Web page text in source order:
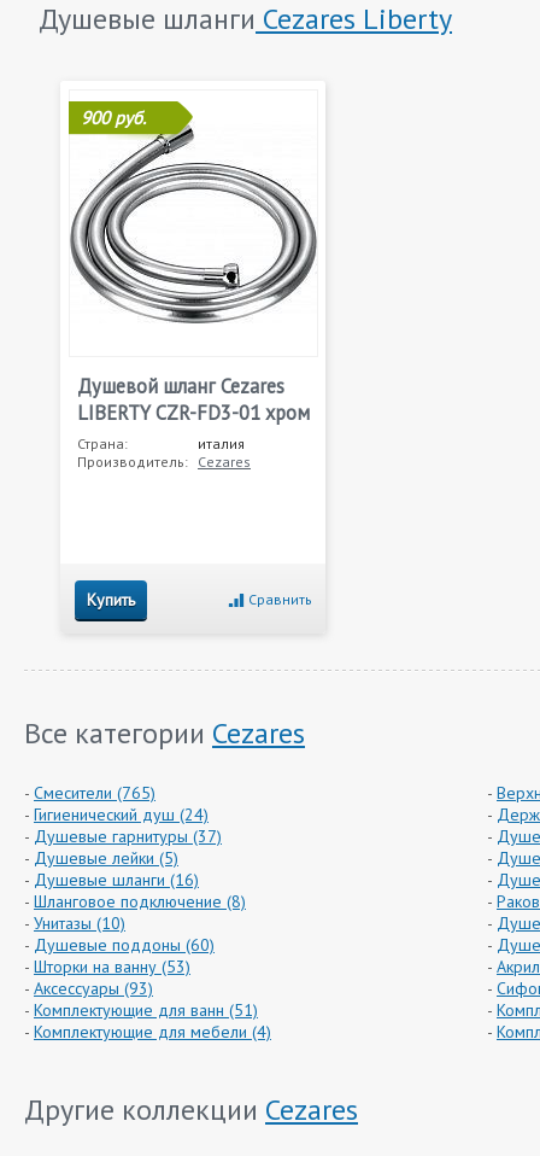
Душевые шланги Cezares Liberty
900 руб.
Душевой шланг Cezares
LIBERTY CZR-FD3-01 хром
Страна:
италия
Производитель: Cezares
Купить Сравнить
Все категории Cezares
Смесители (765)
Гигиенический душ (24)
Душевые гарнитуры (37)
Душевые лейки (5)
Душевые шланги (16)
Шланговое подключение (8)
Унитазы (10)
Душевые поддоны (60)
Шторки на ванну (53)
Аксессуары (93)
Комплектующие для ванн (51)
Комплектующие для мебели (4)
Другие коллекции Cezares